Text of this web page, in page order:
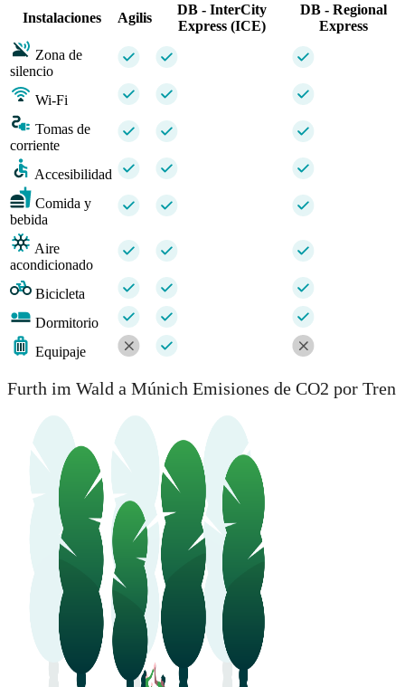
Instalaciones
Agilis
DB - InterCity
Express (ICE)
DB - Regional
Express
Zona de
silencio
Wi-Fi
Tomas de
corriente
Accesibilidad
Comida y
bebida
Aire
acondicionado
Bicicleta
Dormitorio
Equipaje
Furth im Wald a Múnich Emisiones de CO2 por Tren